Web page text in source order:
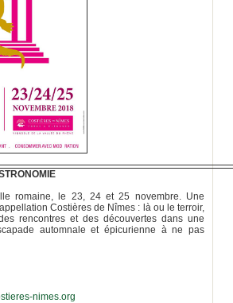
romaine, le 23, 24 et 25 novembre. Une
Costières de Nîmes : là ou le terroir,
rencontres et des découvertes dans une
automnale et épicurienne à ne pas
nimes.org